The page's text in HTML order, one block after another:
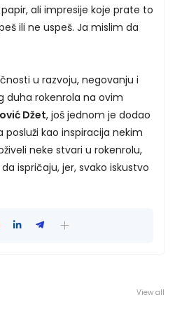
ali impresije koje prate to
ili ne uspeš. Ja mislim da
u razvoju, negovanju i
duha rokenrola na ovim
Džet, još jednom je dodao
kao inspiracija nekim
neke stvari u rokenrolu,
ispričaju, jer, svako iskustvo
View all